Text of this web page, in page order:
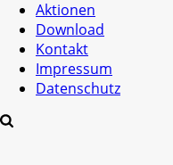
Aktionen
Download
Kontakt
Impressum
Datenschutz